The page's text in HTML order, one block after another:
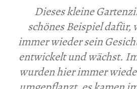
Dieses kleine
schönes Beispiel dafür,
immer wieder sein
entwickelt und wächst.
wurden hier immer